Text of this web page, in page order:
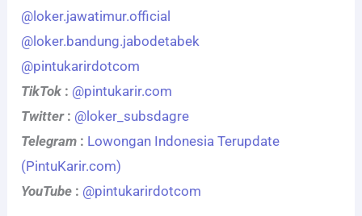
@loker.jawatimur.official
@loker.bandung.jabodetabek
@pintukarirdotcom
TikTok : @pintukarir.com
Twitter: @loker_subsdagre
Telegram : Lowongan Indonesia Terupdate
(PintuKarir.com)
YouTube : @pintukarirdotcom